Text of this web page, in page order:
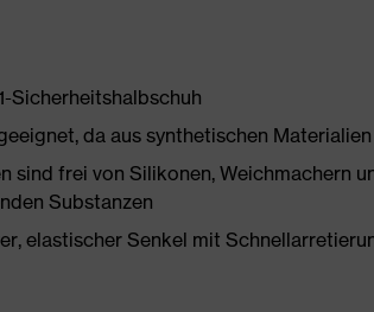
Sicherheitshalbschuh
da aus synthetischen
sind frei von Silikonen, Weichmachern
Substanzen
elastischer Senkel mit